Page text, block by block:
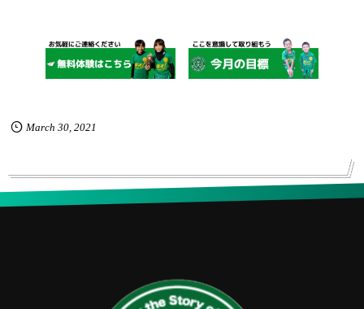
March 30, 2021